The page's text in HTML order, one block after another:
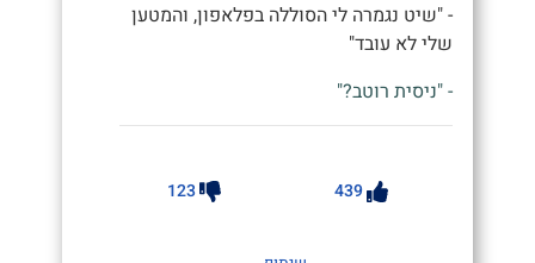
- "שיט נגמרה לי הסוללה בפלאפון, והמטען
שלי לא עובד"
- "ניסית רוטב?"
439
123